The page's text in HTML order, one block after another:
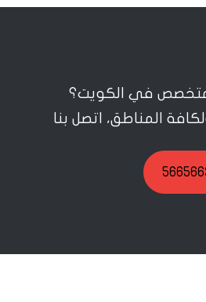
متخصص في الكويت؟